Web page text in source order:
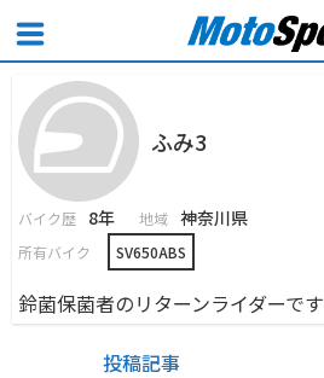
ふみ3
バイク歴 8年 地域 神奈川県
所有バイク SV650ABS
鈴菌保菌者のリターンライダーです
投稿記事